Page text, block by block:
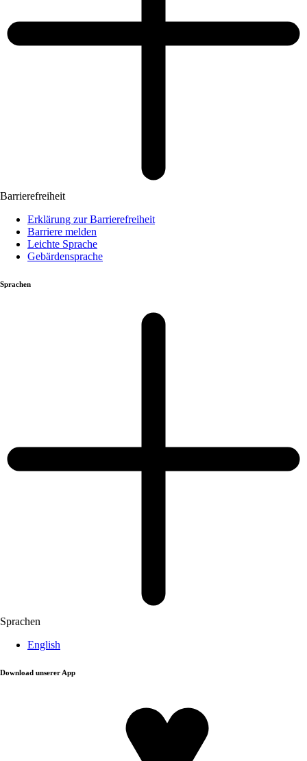
Barrierefreiheit
Erklärung zur Barrierefreiheit
Barriere melden
Leichte Sprache
Gebärdensprache
Sprachen
Sprachen
English
Download unserer App